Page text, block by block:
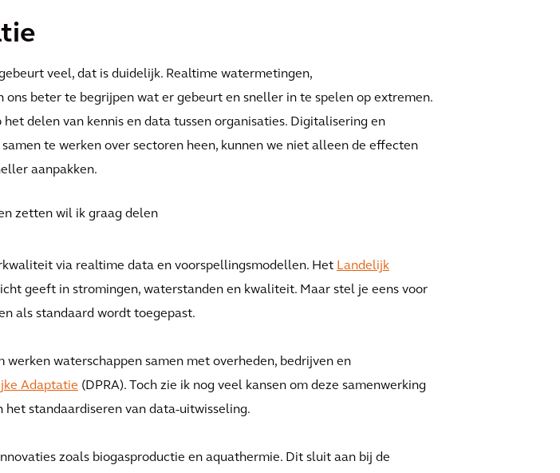
veel, dat is duidelijk. Realtime watermetingen,
ons beter te begrijpen wat er gebeurt en sneller in te spelen op extremen.
delen van kennis en data tussen organisaties. Digitalisering en
te werken over sectoren heen, kunnen we niet alleen de effecten
aanpakken.
zetten wil ik graag delen
via realtime data en voorspellingsmodellen. Het Landelijk
geeft in stromingen, waterstanden en kwaliteit. Maar stel je eens voor
als standaard wordt toegepast.
waterschappen samen met overheden, bedrijven en
Adaptatie (DPRA). Toch zie ik nog veel kansen om deze samenwerking
standaardiseren van data-uitwisseling.
zoals biogasproductie en aquathermie. Dit sluit aan bij de